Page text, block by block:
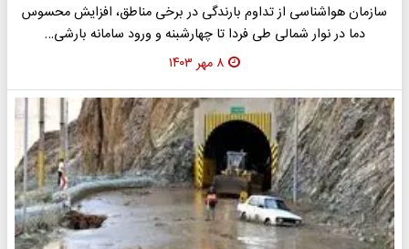
سازمان هواشناسی از تداوم بارندگی در برخی مناطق، افزایش محسوس
دما در نوار شمالی طی فردا تا چهارشبنه و ورود سامانه بارشی…
۸ مهر ۱۴۰۳